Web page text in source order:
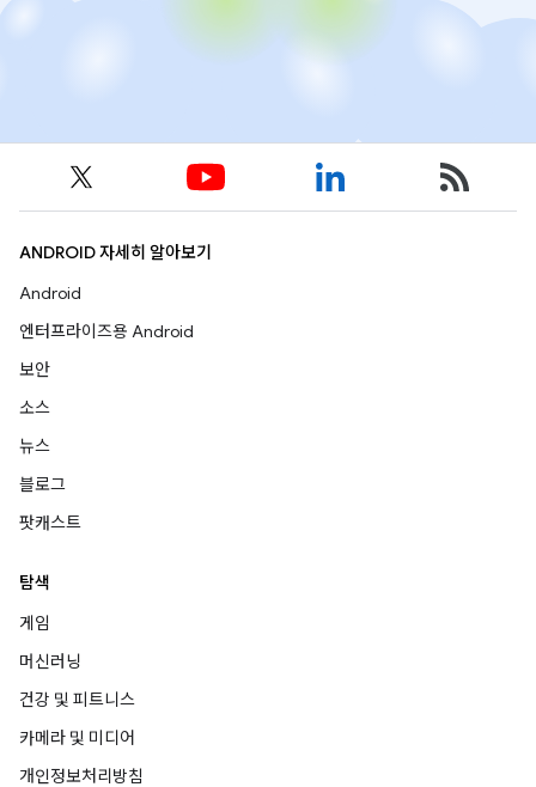
ANDROID 자세히 알아보기
Android
엔터프라이즈용 Android
보안
소스
뉴스
블로그
팟캐스트
탐색
게임
머신러닝
건강 및 피트니스
카메라 및 미디어
개인정보처리방침